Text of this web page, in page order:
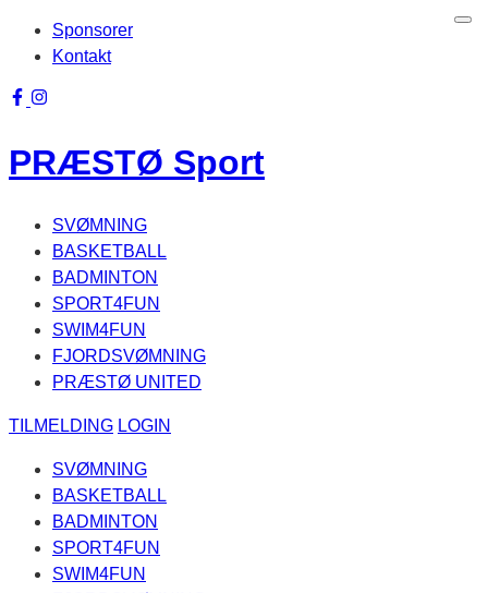
Skip
Sponsorer
Kontakt
PRÆSTØ Sport
SVØMNING
BASKETBALL
BADMINTON
SPORT4FUN
SWIM4FUN
FJORDSVØMNING
PRÆSTØ UNITED
TILMELDING LOGIN
SVØMNING
BASKETBALL
BADMINTON
SPORT4FUN
SWIM4FUN